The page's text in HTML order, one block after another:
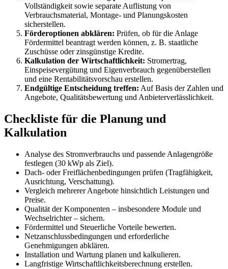
Vollständigkeit sowie separate Auflistung von
Verbrauchsmaterial, Montage- und Planungskosten
sicherstellen.
Förderoptionen abklären: Prüfen, ob für die Anlage
Fördermittel beantragt werden können, z. B. staatliche
Zuschüsse oder zinsgünstige Kredite.
Kalkulation der Wirtschaftlichkeit: Stromertrag,
Einspeisevergütung und Eigenverbrauch gegenüberstellen
und eine Rentabilitätsvorschau erstellen.
Endgültige Entscheidung treffen: Auf Basis der Zahlen und
Angebote, Qualitätsbewertung und Anbieterverlässlichkeit.
Checkliste für die Planung und
Kalkulation
Analyse des Stromverbrauchs und passende Anlagengröße
festlegen (30 kWp als Ziel).
Dach- oder Freiflächenbedingungen prüfen (Tragfähigkeit,
Ausrichtung, Verschattung).
Vergleich mehrerer Angebote hinsichtlich Leistungen und
Preise.
Qualität der Komponenten – insbesondere Module und
Wechselrichter – sichern.
Fördermittel und Steuerliche Vorteile bewerten.
Netzanschlussbedingungen und erforderliche
Genehmigungen abklären.
Installation und Wartung planen und kalkulieren.
Langfristige Wirtschaftlichkeitsberechnung erstellen.